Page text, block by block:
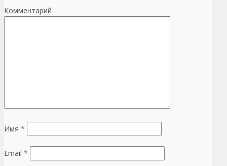
Комментарий
Имя *
Email *